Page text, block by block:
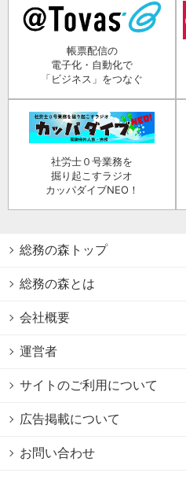
帳票配信の
電子化・自動化で
「ビジネス」をつなぐ
社労士０号業務を
掘り起こすラジオ
カッパダイブNEO！
総務の森トップ
総務の森とは
会社概要
運営者
サイトのご利用について
広告掲載について
お問い合わせ